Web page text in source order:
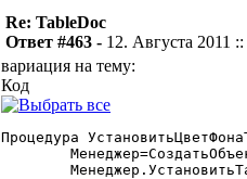
Re: TableDoc
Ответ #463 - 12. Августа 2011
вариация на тему:
Код
Процедура